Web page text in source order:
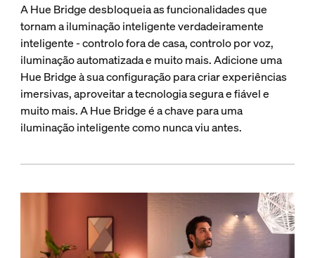
A Hue Bridge desbloqueia as funcionalidades que
tornam a iluminação inteligente verdadeiramente
inteligente - controlo fora de casa, controlo por voz,
iluminação automatizada e muito mais. Adicione uma
Hue Bridge à sua configuração para criar experiências
imersivas, aproveitar a tecnologia segura e fiável e
muito mais. A Hue Bridge é a chave para uma
iluminação inteligente como nunca viu antes.